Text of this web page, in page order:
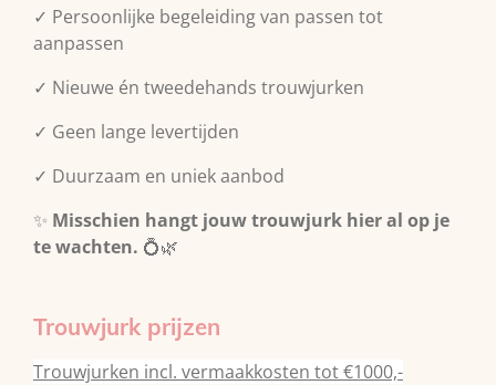
✓ Persoonlijke begeleiding van passen tot
aanpassen
✓ Nieuwe én tweedehands trouwjurken
✓ Geen lange levertijden
✓ Duurzaam en uniek aanbod
✨ Misschien hangt jouw trouwjurk hier al op je
te wachten. 💍🌿
Trouwjurk prijzen
Trouwjurken incl. vermaakkosten tot €1000,-